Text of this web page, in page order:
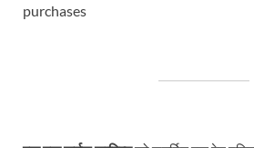
purchases